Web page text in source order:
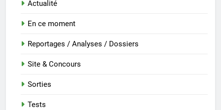
Actualité
En ce moment
Reportages / Analyses / Dossiers
Site & Concours
Sorties
Tests